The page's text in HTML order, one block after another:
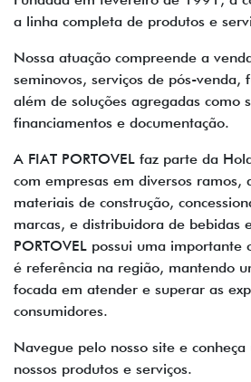
a linha completa de produtos e
Nossa atuação compreende a
seminovos, serviços de pós-venda,
além de soluções agregadas como
financiamentos e documentação.
A FIAT PORTOVEL faz parte da
com empresas em diversos ramos,
materiais de construção,
marcas, e distribuidora de bebidas
PORTOVEL possui uma importante
é referência na região, mantendo
focada em atender e superar as
consumidores.
Navegue pelo nosso site e
nossos produtos e serviços.